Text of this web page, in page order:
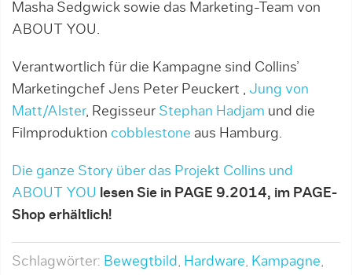
Masha Sedgwick sowie das Marketing-Team von
ABOUT YOU.
Verantwortlich für die Kampagne sind Collins’
Marketingchef Jens Peter Peuckert , Jung von
Matt/Alster, Regisseur Stephan Hadjam und die
Filmproduktion cobblestone aus Hamburg.
Die ganze Story über das Projekt Collins und
ABOUT YOU lesen Sie in PAGE 9.2014, im PAGE-
Shop erhältlich!
Schlagwörter: Bewegtbild, Hardware, Kampagne,